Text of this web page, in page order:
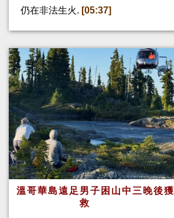
仍在非法生火. [05:37]
溫哥華島遠足男子困山中三晚後獲
救